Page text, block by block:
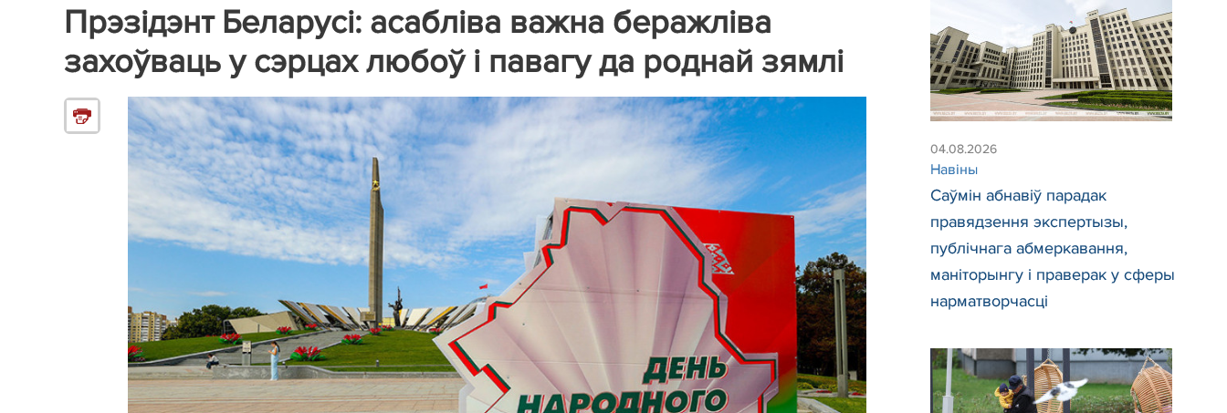
Прэзідэнт Беларусі: асабліва важна беражліва
захоўваць у сэрцах любоў і павагу да роднай зямлі
04.08.2026
Навіны
Саўмін абнавіў парадак
правядзення экспертызы,
публічнага абмеркавання,
маніторынгу і праверак у сферы
нарматворчасці